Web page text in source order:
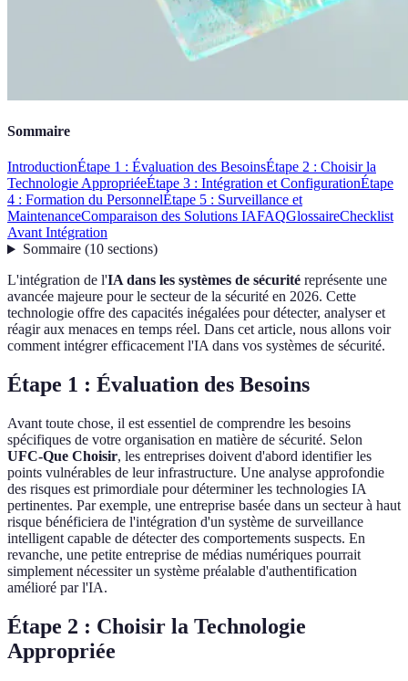
Sommaire
IntroductionÉtape 1 : Évaluation des BesoinsÉtape 2 : Choisir la
Technologie AppropriéeÉtape 3 : Intégration et ConfigurationÉtape
4 : Formation du PersonnelÉtape 5 : Surveillance et
MaintenanceComparaison des Solutions IAFAQGlossaireChecklist
Avant Intégration
Sommaire(10 sections)
L'intégration de l'IA dans les systèmes de sécurité représente une
avancée majeure pour le secteur de la sécurité en 2026. Cette
technologie offre des capacités inégalées pour détecter, analyser et
réagir aux menaces en temps réel. Dans cet article, nous allons voir
comment intégrer efficacement l'IA dans vos systèmes de sécurité.
Étape 1 : Évaluation des Besoins
Avant toute chose, il est essentiel de comprendre les besoins
spécifiques de votre organisation en matière de sécurité. Selon
UFC-Que Choisir, les entreprises doivent d'abord identifier les
points vulnérables de leur infrastructure. Une analyse approfondie
des risques est primordiale pour déterminer les technologies IA
pertinentes. Par exemple, une entreprise basée dans un secteur à haut
risque bénéficiera de l'intégration d'un système de surveillance
intelligent capable de détecter des comportements suspects. En
revanche, une petite entreprise de médias numériques pourrait
simplement nécessiter un système préalable d'authentification
amélioré par l'IA.
Étape 2 : Choisir la Technologie
Appropriée